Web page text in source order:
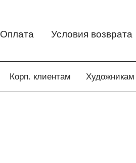
Оплата Условия возврата
Корп. клиентам Художникам